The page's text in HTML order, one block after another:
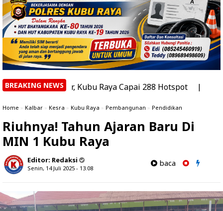
BREAKING NEWS
Kubu Raya Capai 288 Hotspot | Mitra Jurnalis
Home » Kalbar » Kesra » Kubu Raya » Pembangunan » Pendidikan
Riuhnya! Tahun Ajaran Baru Di
MIN 1 Kubu Raya
Editor: Redaksi
Senin, 14 Juli 2025 - 13.08
baca